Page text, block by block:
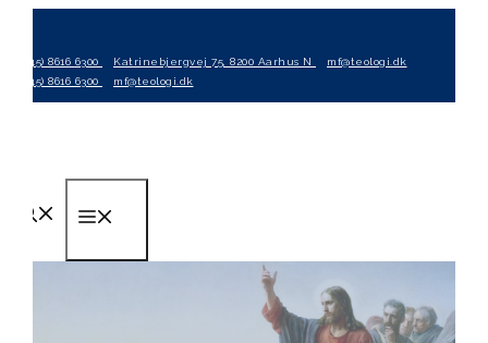
indhold
(+45) 8616 6300 Katrinebjergvej 75, 8200 Aarhus N
mf@teologi.dk
(+45) 8616 6300
mf@teologi.dk